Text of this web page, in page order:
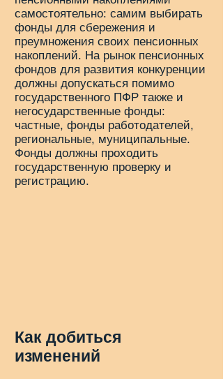
самостоятельно: самим выбирать
фонды для сбережения и
преумножения своих пенсионных
накоплений. На рынок пенсионных
фондов для развития конкуренции
должны допускаться помимо
государственного ПФР также и
негосударственные фонды:
частные, фонды работодателей,
региональные, муниципальные.
Фонды должны проходить
государственную проверку и
регистрацию.
Как добиться
изменений